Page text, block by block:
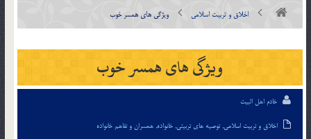
اخلاق و تربیت اسلامی ویژگی های همسر خوب
ویژگی های همسر خوب
خادم اهل البیت
اخلاق و تربیت اسلامی,توصیه های تربیتی, خانواده, همسران و تفاهم خانواده